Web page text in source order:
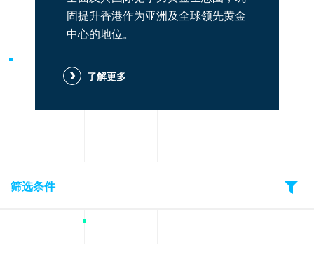
固提升香港作为亚洲及全球领先黄金
中心的地位。
了解更多
筛选条件